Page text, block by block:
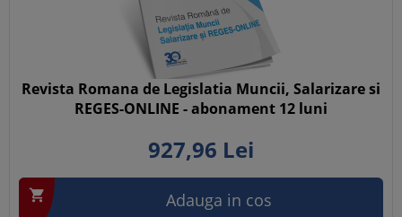
Revista Romana de Legislatia Muncii, Salarizare si
REGES-ONLINE - abonament 12 luni
927,96 Lei
 Adauga in cos